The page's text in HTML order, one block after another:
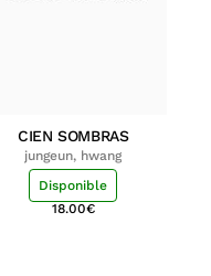
CIEN SOMBRAS
jungeun, hwang
Disponible
18.00€